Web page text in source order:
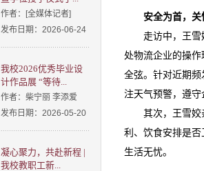
作者：[全媒体记者]
发布日期：2026-06-24
我校2026优秀毕业设
计作品展 “等待...
作者：柴宁丽 李添爱
发布日期：2026-05-20
凝心聚力，共赴新程 |
我校教职工新...
安全为首，关
走访中，王
处物流企业的操
全弦。针对近期
注天气预警，遵
其次，王雪
利、饮食安排是
生活无忧。